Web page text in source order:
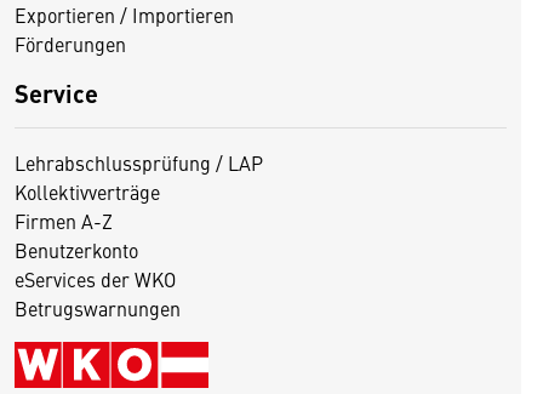
Exportieren / Importieren
Förderungen
Service
Lehrabschlussprüfung / LAP
Kollektivverträge
Firmen A-Z
Benutzerkonto
eServices der WKO
Betrugswarnungen